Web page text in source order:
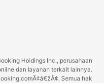
Holdings Inc., perusahaan
dan layanan terkait lainnya.
Semua hak